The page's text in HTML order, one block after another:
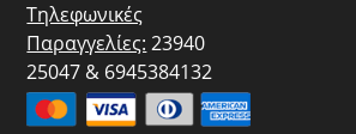
Τηλεφωνικές
Παραγγελίες: 23940
25047 & 6945384132